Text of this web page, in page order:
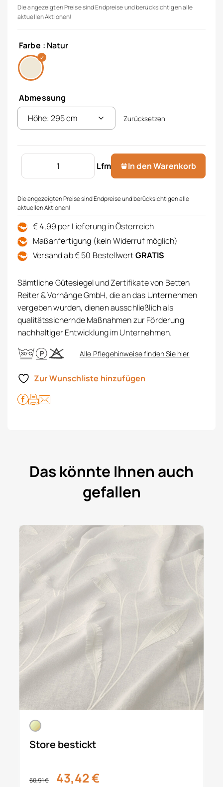
Die angezeigten Preise sind Endpreise und berücksichtigen alle
aktuellen Aktionen!
Farbe : Natur
Abmessung
Zurücksetzen
Lfm
Store Macrameespitze Menge
In den Warenkorb
Die angezeigten Preise sind Endpreise und berücksichtigen alle
aktuellen Aktionen!
€ 4,99 per Lieferung in Österreich
Maßanfertigung (kein Widerruf möglich)
Versand ab € 50 BestellwertGRATIS
Sämtliche Gütesiegel und Zertifikate von Betten
Reiter & Vorhänge GmbH, die an das Unternehmen
vergeben wurden, dienen ausschließlich als
qualitätssichernde Maßnahmen zur Förderung
nachhaltiger Entwicklung im Unternehmen.
Alle Pflegehinweise finden Sie hier
Zur Wunschliste hinzufügen
Das könnte Ihnen auch
gefallen
Store bestickt
60,91 € 43,42 €